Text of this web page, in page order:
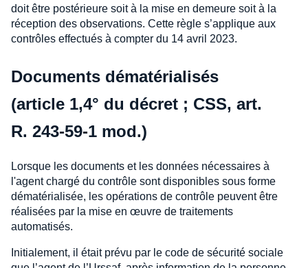
doit être postérieure soit à la mise en demeure soit à la
réception des observations. Cette règle s’applique aux
contrôles effectués à compter du 14 avril 2023.
Documents dématérialisés
(article 1,4° du décret ; CSS, art.
R. 243-59-1 mod.)
Lorsque les documents et les données nécessaires à
l'agent chargé du contrôle sont disponibles sous forme
dématérialisée, les opérations de contrôle peuvent être
réalisées par la mise en œuvre de traitements
automatisés.
Initialement, il était prévu par le code de sécurité sociale